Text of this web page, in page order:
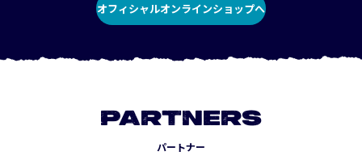
オフィシャルオンラインショップへ
PARTNERS
パートナー